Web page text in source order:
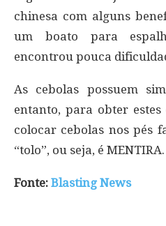
chinesa com alguns
um boato para
encontrou pouca
As cebolas possuem
entanto, para obter estes
colocar cebolas nos pés
“tolo”, ou seja, é MENTIRA.
Fonte: Blasting News